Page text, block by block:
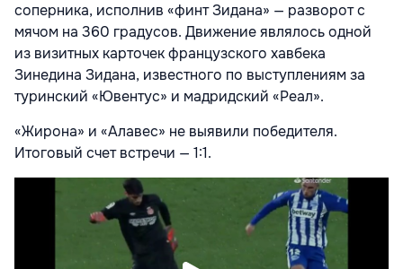
соперника, исполнив «финт Зидана» — разворот с
мячом на 360 градусов. Движение являлось одной
из визитных карточек французского хавбека
Зинедина Зидана, известного по выступлениям за
туринский «Ювентус» и мадридский «Реал».
«Жирона» и «Алавес» не выявили победителя.
Итоговый счет встречи — 1:1.